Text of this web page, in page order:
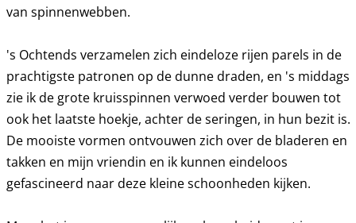
van spinnenwebben.
's Ochtends verzamelen zich eindeloze rijen parels in de
prachtigste patronen op de dunne draden, en 's middags
zie ik de grote kruisspinnen verwoed verder bouwen tot
ook het laatste hoekje, achter de seringen, in hun bezit is.
De mooiste vormen ontvouwen zich over de bladeren en
takken en mijn vriendin en ik kunnen eindeloos
gefascineerd naar deze kleine schoonheden kijken.